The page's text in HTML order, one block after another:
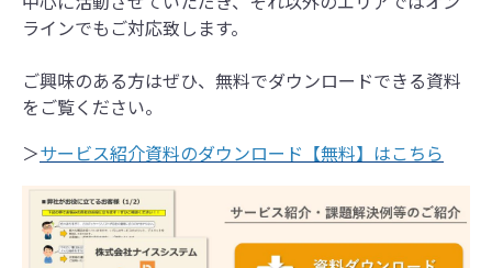
ラインでもご対応致します。
ご興味のある方はぜひ、無料でダウンロードできる資料
をご覧ください。
＞サービス紹介資料のダウンロード【無料】はこちら